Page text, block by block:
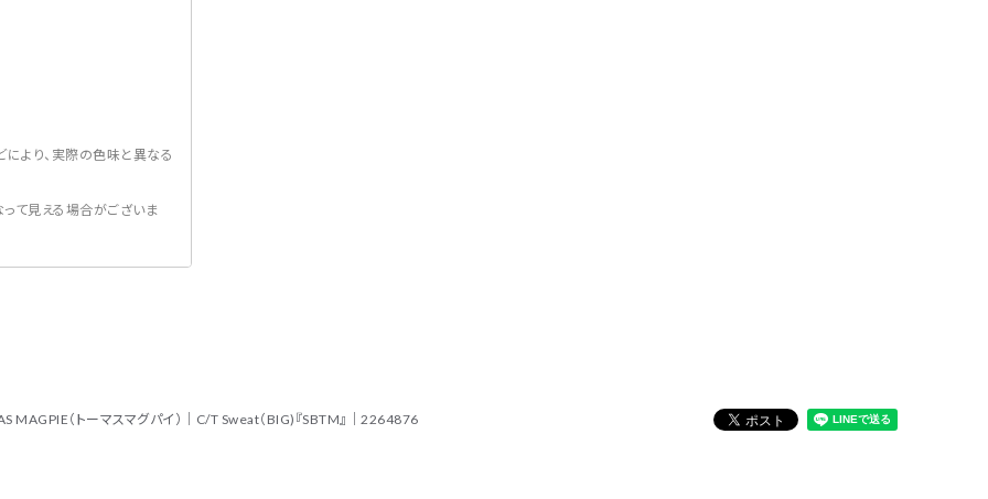
より、実際の色味と異なる
て見える場合がございま
MAGPIE（トーマスマグパイ）｜C/T Sweat（BIG)『SBTM』｜2264876